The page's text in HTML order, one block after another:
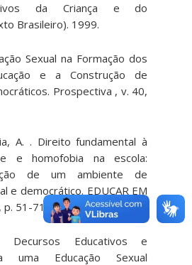
da Criança e do
Brasileiro). 1999.
Sexual na Formação dos
e a Construção de
Prospectiva , v. 40,
A. . Direito fundamental à
e homofobia na escola:
de um ambiente de
e democrático. EDUCAR EM
p. 51-71, 2011.
Educativos e
uma Educação Sexual